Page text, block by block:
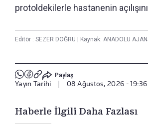
protoldekilerle hastanenin
Editör : SEZER DOĞRU Kaynak: ANADOLU
Paylaş
Yayın Tarihi 08 Ağustos, 2026 - 19:36
Haberle İlgili Daha Fazlası